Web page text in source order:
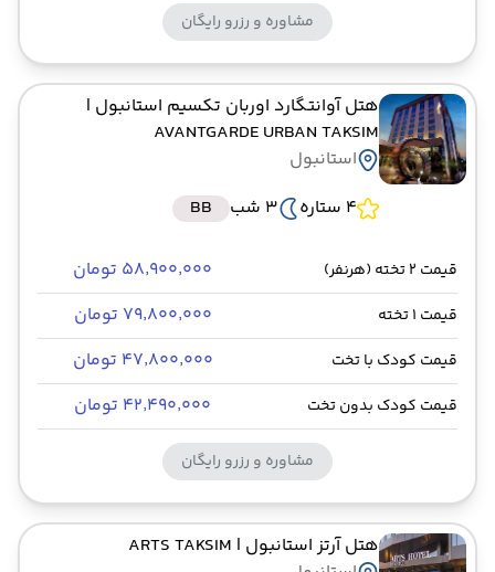
مشاوره و رزرو رایگان
هتل آوانتگارد اوربان تکسیم استانبول |
AVANTGARDE URBAN TAKSIM
استانبول
4 ستاره
3 شب BB
قیمت 2 تخته (هرنفر) ۵۸٬۹۰۰٬۰۰۰ تومان
قیمت 1 تخته ۷۹٬۸۰۰٬۰۰۰ تومان
قیمت کودک با تخت ۴۷٬۸۰۰٬۰۰۰ تومان
قیمت کودک بدون تخت ۴۲٬۴۹۰٬۰۰۰ تومان
مشاوره و رزرو رایگان
هتل آرتز استانبول | ARTS TAKSIM